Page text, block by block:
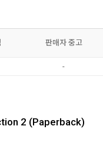
판매자 중고
-
2 (Paperback)